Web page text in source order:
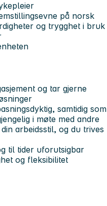
på norsk
og trygghet i bruk
og tar gjerne
samtidig som
i møte med andre
arbeidsstil, og du trives
til tider uforutsigbar
og fleksibilitet